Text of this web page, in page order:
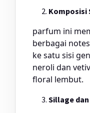
Komposisi
parfum ini
berbagai
ke satu sisi
neroli dan
floral lembut.
Sillage